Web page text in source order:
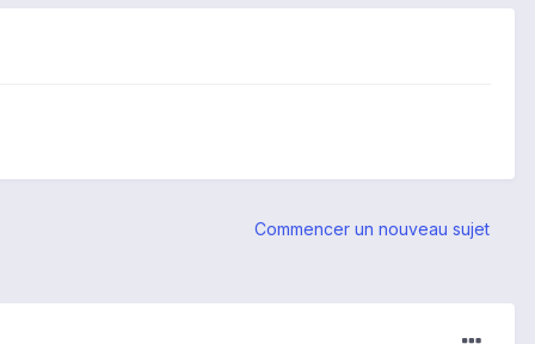
Commencer un nouveau sujet